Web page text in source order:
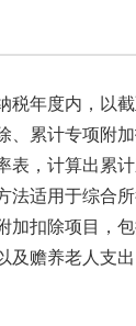
税年度内，以
、累计专项附
，计算出累计
法适用于综合
加扣除项目，
及赡养老人支